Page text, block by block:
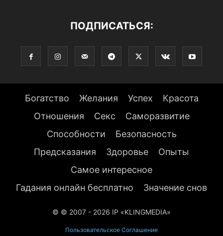
ПОДПИСАТЬСЯ:
Богатство Желания Успех
Красота
Отношения
Секс
Саморазвитие
Способности
Безопасность
Предсказания
Здоровье
Опыты
Самое интересное
Гадания онлайн бесплатно
Значение снов
© © 2007 - 2026 IP «KLINGMEDIA»
Пользовательское Соглашение